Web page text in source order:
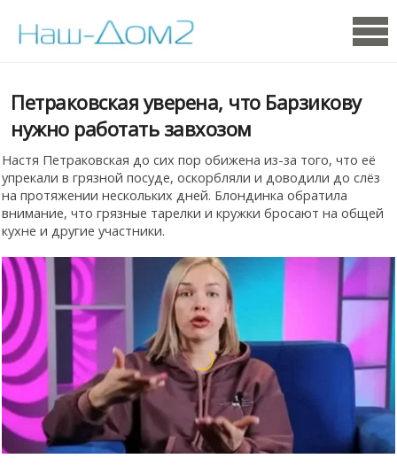
Петраковская уверена, что Барзикову
нужно работать завхозом
Настя Петраковская до сих пор обижена из-за того, что её
упрекали в грязной посуде, оскорбляли и доводили до слёз
на протяжении нескольких дней. Блондинка обратила
внимание, что грязные тарелки и кружки бросают на общей
кухне и другие участники.